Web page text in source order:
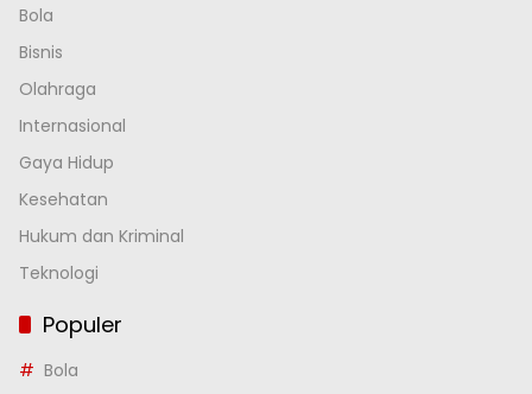
Bola
Bisnis
Olahraga
Internasional
Gaya Hidup
Kesehatan
Hukum dan Kriminal
Teknologi
Populer
Bola